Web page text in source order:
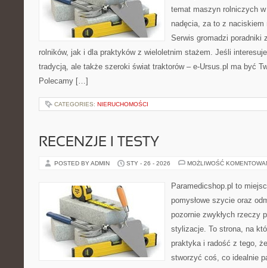
temat maszyn rolniczych
nadęcia, za to z
Serwis gromadzi poradniki
rolników, jak i dla praktyków z wieloletnim stażem. Jeśli
tradycją, ale także szeroki świat traktorów – e-Ursus.pl ma być
Polecamy […]
CATEGORIES: NIERUCHOMOŚCI
RECENZJE I TESTY
POSTED BY ADMIN STY - 26 - 2026 MOŻLIWOŚĆ
Paramedicshop.pl to
pomysłowe szycie oraz
pozornie zwykłych rzeczy
stylizacje. To strona, na
praktyka i radość z tego,
stworzyć coś, co idealnie